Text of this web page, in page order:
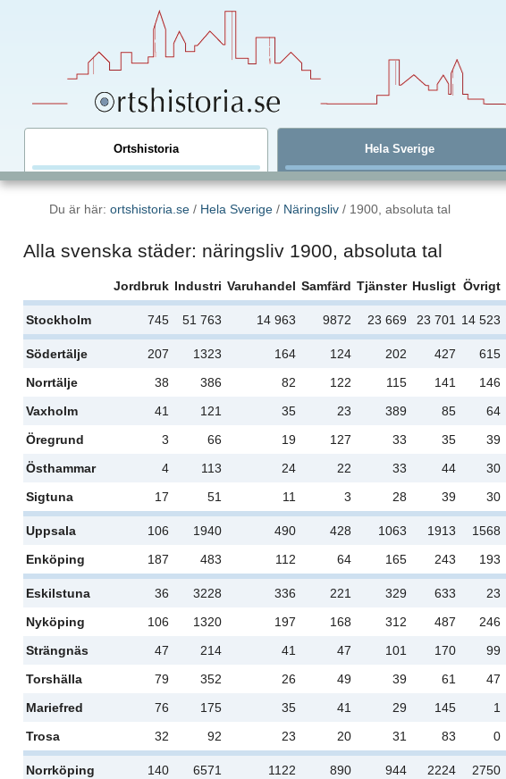
Ortshistoria Hela Sverige
Du är här: ortshistoria.se/ Hela Sverige/ Näringsliv/ 1900, absoluta tal
Alla svenska städer: näringsliv 1900, absoluta tal
Jordbruk Industri Varuhandel Samfärd Tjänster Husligt Övrigt
Stockholm 745 51 763 14 963 9872 23 669 23 701 14 523
Södertälje 207 1323 164 124 202 427 615
Norrtälje
38 386 82 122 115 141 146
Vaxholm
41 121 35 23 389 85 64
Öregrund
3 66 19 127 33 35 39
Östhammar
4 113 24 22 33 44 30
Sigtuna
17 51 11 3 28 39 30
Uppsala 106 1940 490 428 1063 1913 1568
Enköping
187 483 112 64 165 243 193
Eskilstuna 36 3228 336 221 329 633 23
Nyköping
106 1320 197 168 312 487 246
Strängnäs
47 214 41 47 101 170 99
Torshälla
79 352 26 49 39 61 47
Mariefred
76 175 35 41 29 145 1
Trosa
32 92 23 20 31 83 0
Norrköping 140 6571 1122 890 944 2224 2750